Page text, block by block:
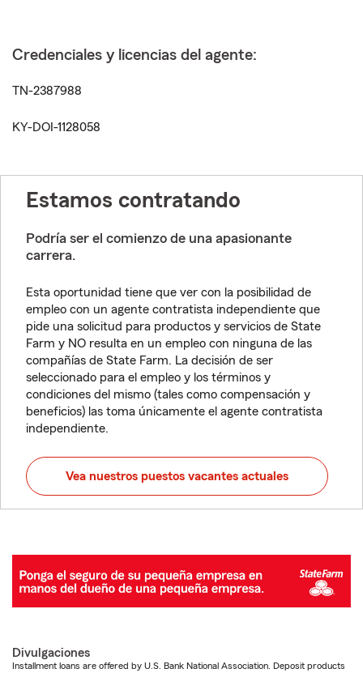
Credenciales y licencias del agente:
TN-2387988
KY-DOI-1128058
Estamos contratando
Podría ser el comienzo de una apasionante
carrera.
Esta oportunidad tiene que ver con la posibilidad de
empleo con un agente contratista independiente que
pide una solicitud para productos y servicios de State
Farm y NO resulta en un empleo con ninguna de las
compañías de State Farm. La decisión de ser
seleccionado para el empleo y los términos y
condiciones del mismo (tales como compensación y
beneficios) las toma únicamente el agente contratista
independiente.
Vea nuestros puestos vacantes actuales
Divulgaciones
Installment loans are offered by U.S. Bank National Association. Deposit products